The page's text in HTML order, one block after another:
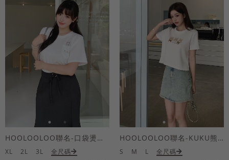
HOOLOOLOO聯名-口袋燙金KUKU熊短袖上衣
XL 2L 3L 全尺碼
HOOLOOLOO聯名-KUKU熊蝴蝶結短袖上衣
S M L 全尺碼